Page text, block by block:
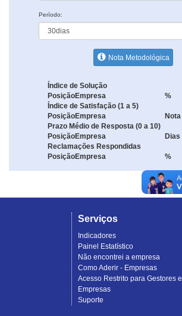
Período:
Nota Metodológica
Índice de Solução
PosiçãoEmpresa
%
Índice de Satisfação (1 a 5)
PosiçãoEmpresa
Nota
Prazo Médio de Resposta (0 a 10)
PosiçãoEmpresa
Dias
Reclamações Respondidas
PosiçãoEmpresa %
Serviços
Indicadores
Painel Estatístico
Não encontrei a empresa
Como Aderir - Empresas
Acesso Restrito para Gestores e
Empresas
Suporte